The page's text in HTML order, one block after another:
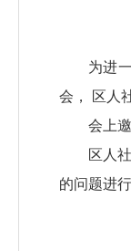
为进
会，
区人
会上
区人
的问题进